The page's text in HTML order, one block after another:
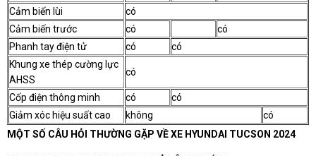
Cảm biến lùi
có
Cảm biến trước
có
có
Phanh tay điện tử
có
có
Khung xe thép cường lực
AHSS
có
Cốp điện thông minh có
có
Giảm xóc hiệu suất cao
không
có
MỘT SỐ CÂU HỎI THƯỜNG GẶP VỀ XE HYUNDAI TUCSON 2024